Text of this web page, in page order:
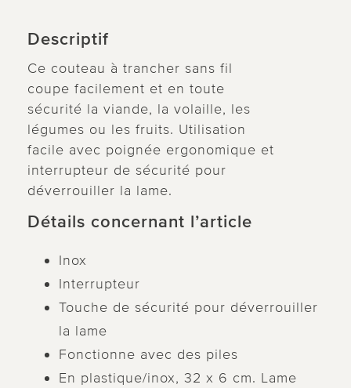
Descriptif
Ce couteau à trancher sans fil
coupe facilement et en toute
sécurité la viande, la volaille, les
légumes ou les fruits. Utilisation
facile avec poignée ergonomique et
interrupteur de sécurité pour
déverrouiller la lame.
Détails concernant l’article
Inox
Interrupteur
Touche de sécurité pour déverrouiller
la lame
Fonctionne avec des piles
En plastique/inox, 32 x 6 cm. Lame